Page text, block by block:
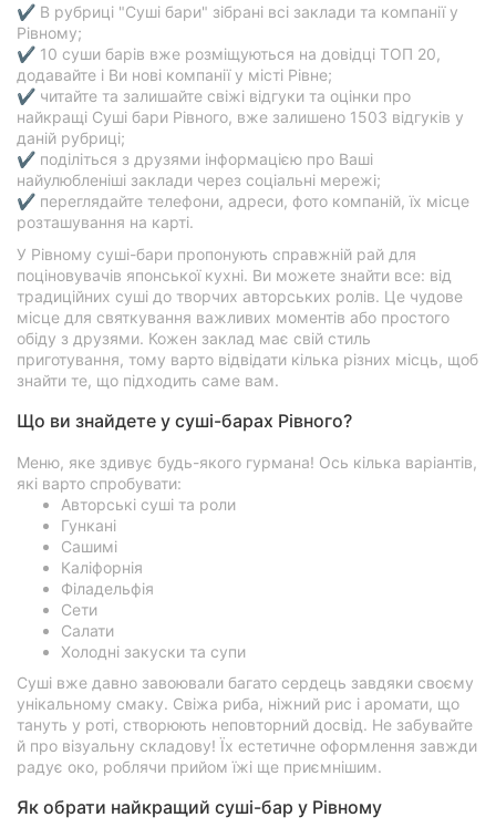
✔ В рубриці "Суші бари" зібрані всі заклади та компанії у
Рівному;
✔ 10 суши барів вже розміщуються на довідці ТОП 20,
додавайте і Ви нові компанії у місті Рівне;
✔ читайте та залишайте свіжі відгуки та оцінки про
найкращі Суші бари Рівного, вже залишено 1503 відгуків у
даній рубриці;
✔ поділіться з друзями інформацією про Ваші
найулюбленіші заклади через соціальні мережі;
✔ переглядайте телефони, адреси, фото компаній, їх місце
розташування на карті.
У Рівному суші-бари пропонують справжній рай для
поціновувачів японської кухні. Ви можете знайти все: від
традиційних суші до творчих авторських ролів. Це чудове
місце для святкування важливих моментів або простого
обіду з друзями. Кожен заклад має свій стиль
приготування, тому варто відвідати кілька різних місць, щоб
знайти те, що підходить саме вам.
Що ви знайдете у суші-барах Рівного?
Меню, яке здивує будь-якого гурмана! Ось кілька варіантів,
які варто спробувати:
Авторські суші та роли
Гункані
Сашимі
Каліфорнія
Філадельфія
Сети
Салати
Холодні закуски та супи
Суші вже давно завоювали багато сердець завдяки своєму
унікальному смаку. Свіжа риба, ніжний рис і аромати, що
тануть у роті, створюють неповторний досвід. Не забувайте
й про візуальну складову! Їх естетичне оформлення завжди
радує око, роблячи прийом їжі ще приємнішим.
Як обрати найкращий суші-бар у Рівному